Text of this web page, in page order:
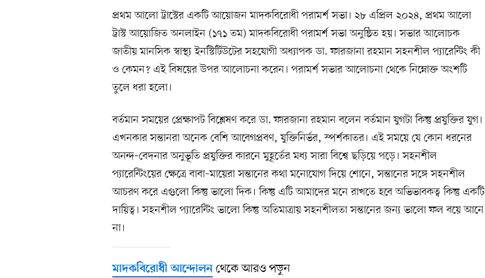
প্রথম আলো ট্রাস্টের একটি আয়োজন মাদকবিরোধী পরামর্শ সভা। ২৮ এপ্রিল ২০২৪, প্রথম আলো
ট্রাস্ট আয়োজিত অনলাইন (১৭১ তম) মাদকবিরোধী পরামর্শ সভা অনুষ্ঠিত হয়। সভার আলোচক
জাতীয় মানসিক স্বাস্থ্য ইনস্টিটিউটের সহযোগী অধ্যাপক ডা. ফারজানা রহমান সহনশীল প্যারেন্টিং কী
ও কেমন? এই বিষয়ের উপর আলোচনা করেন। পরামর্শ সভার আলোচনা থেকে নিম্নোক্ত অংশটি
তুলে ধরা হলো।
বর্তমান সময়ের প্রেক্ষাপট বিশ্লেষণ করে ডা. ফারজানা রহমান বলেন বর্তমান যুগটা কিন্তু প্রযুক্তির যুগ।
এখনকার সন্তানরা অনেক বেশি আবেগপ্রবণ, যুক্তিনির্ভর, স্পর্শকাতর। এই সময়ে যে কোন ধরনের
অনন্দ–বেদনার অনুভূতি প্রযুক্তির কারনে মুহূর্তের মধ্য সারা বিশ্বে ছড়িয়ে পড়ে। সহনশীল
প্যারেন্টিংয়ের ক্ষেত্রে বাবা–মায়েরা সন্তানের কথা মনোযোগ দিয়ে শোনে, সন্তানের সঙ্গে সহনশীল
আচরণ করে এগুলো কিন্তু ভালো দিক। কিন্তু এটি আমাদের মনে রাখতে হবে অভিভাবকত্ব কিন্তু একটি
দায়িত্ব। সহনশীল প্যারেন্টিং ভালো কিন্তু অতিমাত্রায় সহনশীলতা সন্তানের জন্য ভালো ফল বয়ে আনে
না।
মাদকবিরোধী আন্দোলন থেকে আরও পড়ুন